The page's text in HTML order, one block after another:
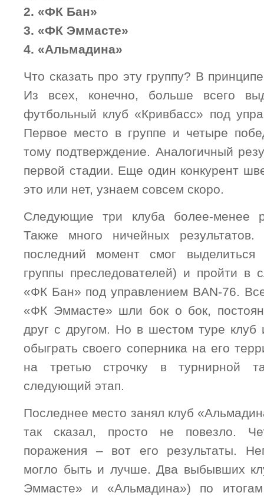
2. «ФК Бан»
3. «ФК Эммасте»
4. «Альмадина»
Что сказать про эту группу? В
Из всех, конечно, больше всего
футбольный клуб «Кривбасс» под
Первое место в группе и четыре
тому подтверждение. Аналогичный
первой стадии. Еще один конкурент
это или нет, узнаем совсем скоро.
Следующие три клуба более-менее
Также много ничейных
последний момент смог выделиться
группы преследователей) и пройти в
«ФК Бан» под управлением BAN-76.
«ФК Эммасте» шли бок о бок,
друг с другом. Но в шестом туре клуб
обыграть своего соперника на его
на третью строчку в турнирной
следующий этап.
Последнее место занял клуб
так сказал, просто не повезло.
поражения – вот его результаты.
могло быть и лучше. Два выбывших
Эммасте» и «Альмадина») по